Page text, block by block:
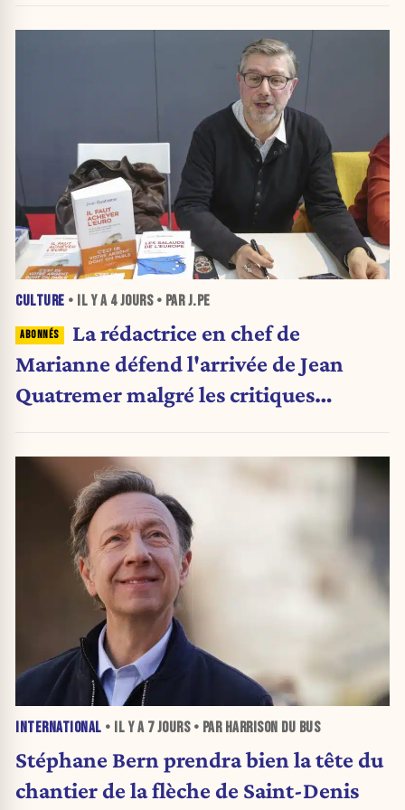
CULTURE • IL Y A 4 JOURS• PAR J.PE
La rédactrice en chef de
Marianne défend l'arrivée de Jean
Quatremer malgré les critiques
INTERNATIONAL • IL Y A 7 JOURS• PAR HARRISON DU BUS
Stéphane Bern prendra bien la tête du
chantier de la flèche de Saint-Denis